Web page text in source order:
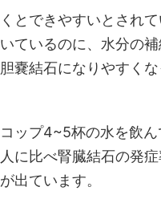
とできやすいとされて
ているのに、水分の
嚢結石になりやすくな
ップ4~5杯の水を飲ん
に比べ腎臓結石の発
出ています。